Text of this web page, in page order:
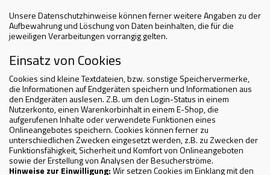
Unsere Datenschutzhinweise können ferner weitere Angaben zu der
Aufbewahrung und Löschung von Daten beinhalten, die für die
jeweiligen Verarbeitungen vorrangig gelten.
Einsatz von Cookies
Cookies sind kleine Textdateien, bzw. sonstige Speichervermerke,
die Informationen auf Endgeräten speichern und Informationen aus
den Endgeräten auslesen. Z.B. um den Login-Status in einem
Nutzerkonto, einen Warenkorbinhalt in einem E-Shop, die
aufgerufenen Inhalte oder verwendete Funktionen eines
Onlineangebotes speichern. Cookies können ferner zu
unterschiedlichen Zwecken eingesetzt werden, z.B. zu Zwecken der
Funktionsfähigkeit, Sicherheit und Komfort von Onlineangeboten
sowie der Erstellung von Analysen der Besucherströme.
Hinweise zur Einwilligung:Wir setzen Cookies im Einklang mit den